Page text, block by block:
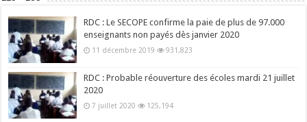
RDC : Le SECOPE confirme la paie de plus de 97.000
enseignants non payés dès janvier 2020
11 décembre 2019 931,823
RDC : Probable réouverture des écoles mardi 21 juillet
2020
7 juillet 2020 125,194